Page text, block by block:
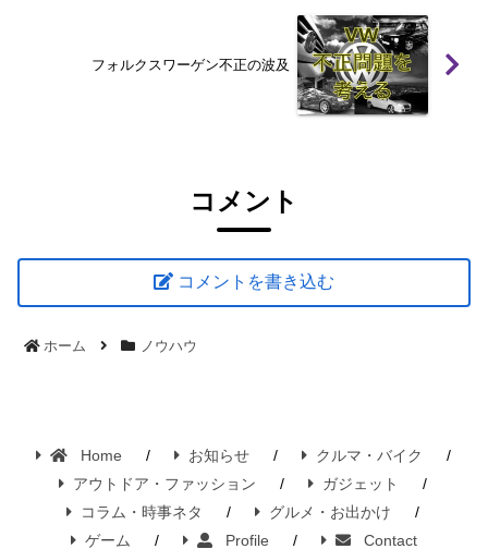
フォルクスワーゲン不正の波及
コメント
コメントを書き込む
ホーム ノウハウ
Home お知らせ
クルマ・バイク
アウトドア・ファッション
ガジェット
コラム・時事ネタ
グルメ・お出かけ
ゲーム
Profile Contact